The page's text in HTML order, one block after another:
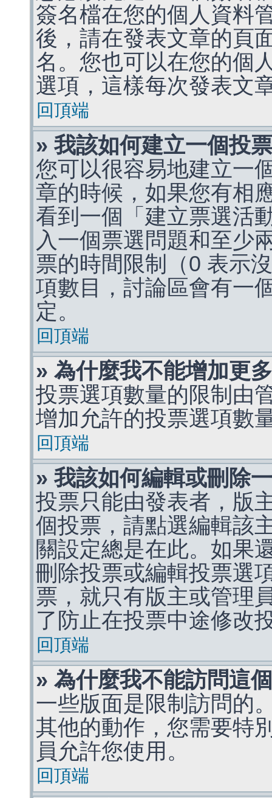
簽名檔在您的個人資料
後，請在發表文章的頁
名。您也可以在您的個
選項，這樣每次發表文
回頂端
» 我該如何建立一個投
您可以很容易地建立一
章的時候，如果您有相
看到一個「建立票選活
入一個票選問題和至少
票的時間限制（0 表示
項數目，討論區會有一
定。
回頂端
» 為什麼我不能增加更
投票選項數量的限制由
增加允許的投票選項數
回頂端
» 我該如何編輯或刪除
投票只能由發表者，版
個投票，請點選編輯該
關設定總是在此。如果
刪除投票或編輯投票選
票，就只有版主或管理
了防止在投票中途修改
回頂端
» 為什麼我不能訪問這
一些版面是限制訪問的
其他的動作，您需要特
員允許您使用。
回頂端